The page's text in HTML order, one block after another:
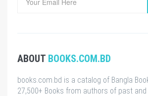
ABOUT BOOKS.COM.BD
books.com.bd is a catalog of Bangla
27,500+ Books from authors of past